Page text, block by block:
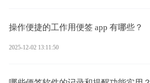
操作便捷的工作用便签 app 有哪些？
2025-12-02 13:11:50